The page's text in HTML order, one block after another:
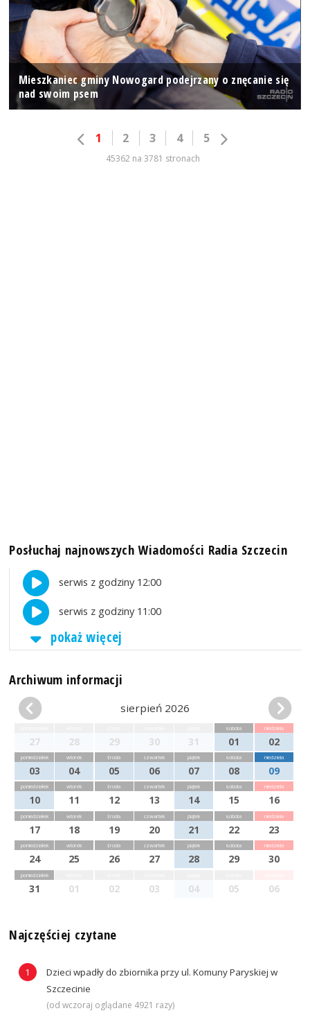
Mieszkaniec gminy Nowogard podejrzany o znęcanie się
nad swoim psem
1 2 3 4 5
45362 na 3781 stronach
Posłuchaj najnowszych Wiadomości Radia Szczecin
serwis z godziny 12:00
serwis z godziny 11:00
pokaż więcej
Archiwum informacji
sierpień 2026
27 28 29 30 31
sobota
01
niedziela
02
poniedziałek
03
wtorek
04
środa
05
czwartek
06
piątek
07
sobota
08
niedziela
09
poniedziałek
10
wtorek
11
środa
12
czwartek
13
piątek
14
sobota
15
niedziela
16
poniedziałek
17
wtorek
18
środa
19
czwartek
20
piątek
21
sobota
22
niedziela
23
poniedziałek
24
wtorek
25
środa
26
czwartek
27
piątek
28
sobota
29
niedziela
30
poniedziałek
31 01 02 03 04 05 06
Najczęściej czytane
Dzieci wpadły do zbiornika przy ul. Komuny Paryskiej w
Szczecinie
(od wczoraj oglądane 4921 razy)